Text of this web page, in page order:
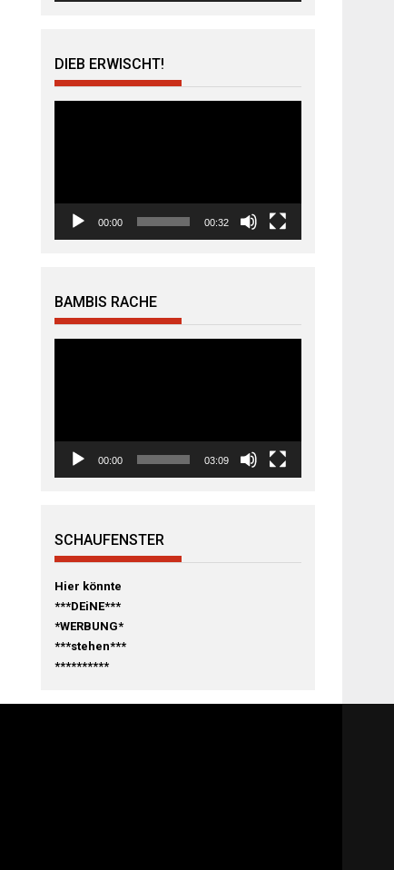
DIEB ERWISCHT!
00:00 00:32
BAMBIS RACHE
00:00 03:09
SCHAUFENSTER
Hier könnte
***DEiNE***
*WERBUNG*
***stehen***
**********